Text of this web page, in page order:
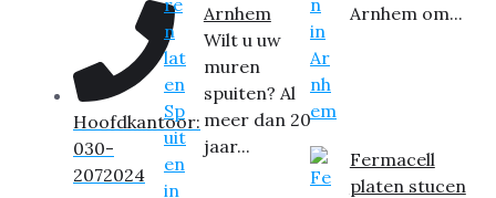
Hoofdkantoor:
030-
2072024
Arnhem
Wilt u uw
muren
spuiten? Al
meer dan 20
jaar...
Arnhem om...
Fermacell
platen stucen